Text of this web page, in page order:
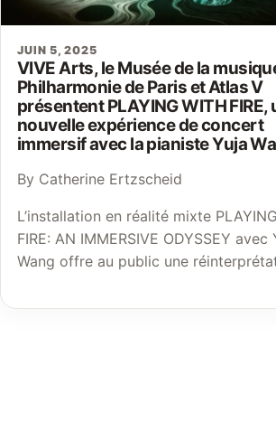
JUIN 5, 2025
VIVE Arts, le Musée de la
Philharmonie de Paris et Atlas V
présentent PLAYING WITH FIRE,
nouvelle expérience de concert
immersif avec la pianiste Yuja
By Catherine Ertzscheid
L’installation en réalité mixte
FIRE: AN IMMERSIVE ODYSSEY avec
Wang offre au public une